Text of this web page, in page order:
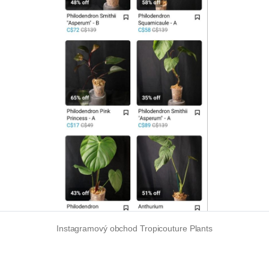
Instagramový obchod Tropicouture Plants